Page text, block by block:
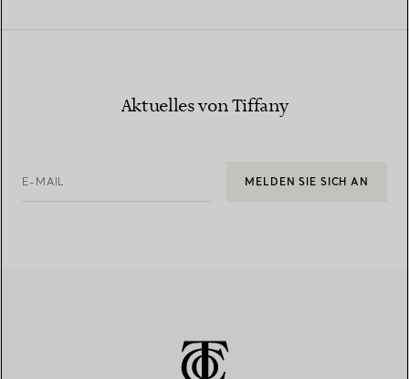
Aktuelles von Tiffany
E-MAIL MELDEN SIE SICH AN